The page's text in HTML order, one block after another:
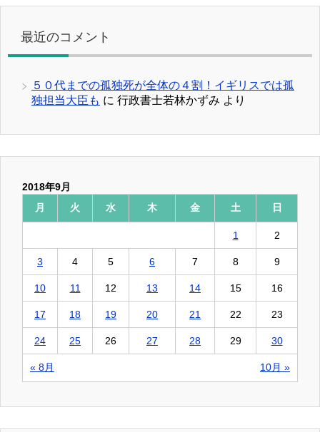
最近のコメント
５０代までの孤独死が全体の４割！イギリスでは孤
独担当大臣も に 行政書士若林かずみ より
2018年9月
月
火 水 木 金 土 日
« 8月 10月 »
1 2
3 4 5 6 7 8 9
10 11 12 13 14 15 16
17 18 19 20 21 22 23
24 25 26 27 28 29 30